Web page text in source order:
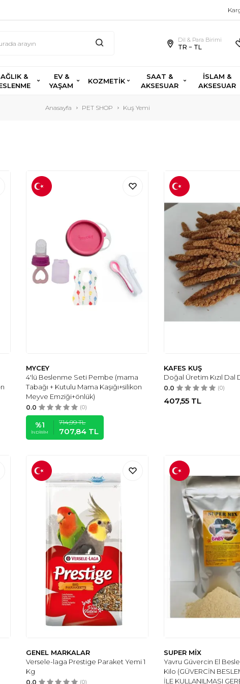
Dil & Para Birimi
TR − TL
&
EV &
YAŞAM
KOZMETİK
SAAT &
AKSESUAR
İSLAM &
AKSESUAR
Anasayfa PET SHOP Kuş Yemi
MYCEY
4'lü Beslenme Seti Pembe (mama
Tabağı + Kutulu Mama Kaşığı+silikon
Meyve Emziği+önlük)
0.0 (0)
%1
İNDIRIM
714,99TL
707,84 TL
KAFES KUŞ
Doğal Üretim Kızıl Dal
0.0 (0)
407,55 TL
GENEL MARKALAR
Versele-laga Prestige Paraket Yemi 1
Kg
0.0 (0)
SUPER MİX
Yavru Güvercin El
Kilo (GÜVERCİN
İLE KULLANILMASI